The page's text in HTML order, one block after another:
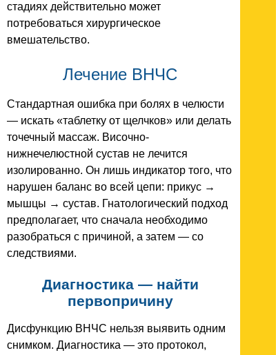
стадиях действительно может
потребоваться хирургическое
вмешательство.
Лечение ВНЧС
Стандартная ошибка при болях в челюсти
— искать «таблетку от щелчков» или делать
точечный массаж. Височно-
нижнечелюстной сустав не лечится
изолированно. Он лишь индикатор того, что
нарушен баланс во всей цепи: прикус →
мышцы → сустав. Гнатологический подход
предполагает, что сначала необходимо
разобраться с причиной, а затем — со
следствиями.
Диагностика — найти
первопричину
Дисфункцию ВНЧС нельзя выявить одним
снимком. Диагностика — это протокол,